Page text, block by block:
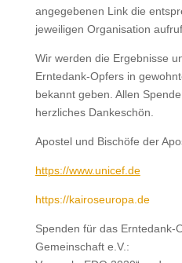
angegebenen Link die
jeweiligen Organisation
Wir werden die Ergebnisse
Erntedank-Opfers in
bekannt geben. Allen
herzliches Dankeschön.
Apostel und Bischöfe der
https://www.unicef.de
https://kairoseuropa.de
Spenden für das Erntedank-
Gemeinschaft e.V.: